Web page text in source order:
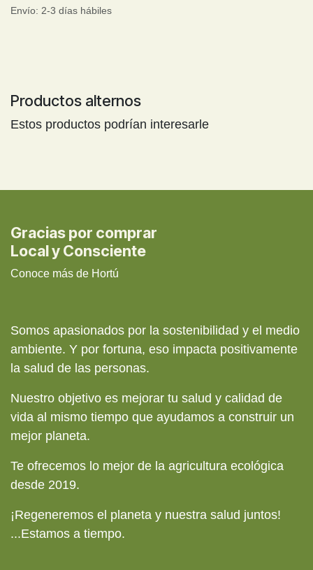
Envío: 2-3 días hábiles
Productos alternos
Estos productos podrían interesarle
Gracias por comprar
Local y Consciente
Conoce más de Hortú
Somos apasionados por la sostenibilidad y el medio
ambiente. Y por fortuna, eso impacta positivamente
la salud de las personas.
Nuestro objetivo es mejorar tu salud y calidad de
vida al mismo tiempo que ayudamos a construir un
mejor planeta.
Te ofrecemos lo mejor de la agricultura ecológica
desde 2019.
¡Regeneremos el planeta y nuestra salud juntos!
...Estamos a tiempo.